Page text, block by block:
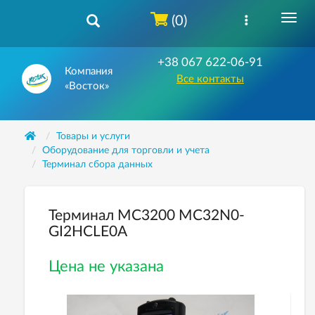
Компания
«Восток»
+38 067 622-06-91
Все контакты
(0)
Товары и услуги
Оборудование для торговли и учета
Терминал сбора данных
Терминал MC3200 MC32N0-
GI2HCLE0A
Цена не указана